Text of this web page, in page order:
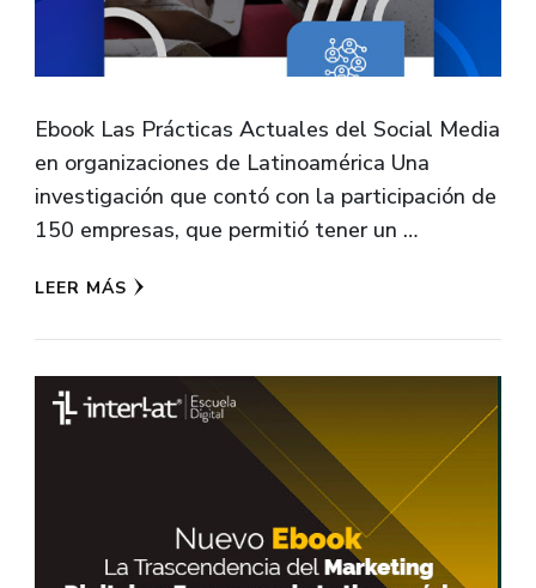
Ebook Las Prácticas Actuales del Social Media
en organizaciones de Latinoamérica Una
investigación que contó con la participación de
150 empresas, que permitió tener un …
LEER MÁS